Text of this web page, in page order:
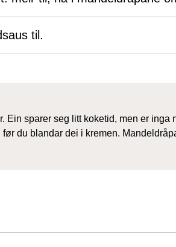
til.
Ein sparer seg litt koketid, men er
du blandar dei i kremen.